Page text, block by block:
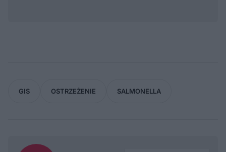
GIS OSTRZEŻENIE SALMONELLA